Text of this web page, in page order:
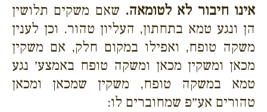
אינו חיבור לא לטומאה. שאם משקים תלושין
הן ונגע טמא בתחתון, העליון טהור. וכן לענין
משקה טופח, ואפילו במקום חלק, אם משקין
מכאן ומשקין מכאן ומשקה טופח באמצע׳ נגע
טמא במשקה טופח, משקין שמכאן ומכאן
טהורים אע״פ שמחוברים לו: